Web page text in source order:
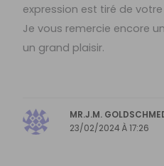
expression est tiré de
Je vous remercie encore
un grand plaisir.
MR.J.M.
23/02/2024 À 17:26